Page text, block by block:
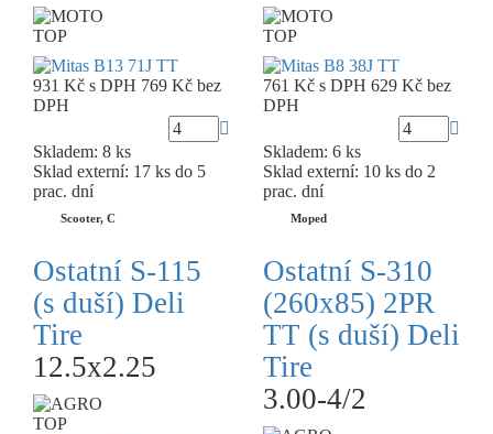
TOP
931 Kč s DPH 769 Kč bez
DPH
Skladem: 8 ks
Sklad externí: 17 ks do 5
prac. dní
Scooter, C
TOP
761 Kč s DPH 629 Kč bez
DPH
Skladem: 6 ks
Sklad externí: 10 ks do 2
prac. dní
Moped
Ostatní S-115
(s duší) Deli
Tire
12.5x2.25
TOP
Ostatní S-310
(260x85) 2PR
TT (s duší) Deli
Tire
3.00-4/2